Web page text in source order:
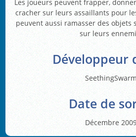
Les joueurs peuvent frapper,
cracher sur leurs assaillants pour
peuvent aussi ramasser des objets
sur leurs
Développeur
SeethingSwarm
Date de
Décembre